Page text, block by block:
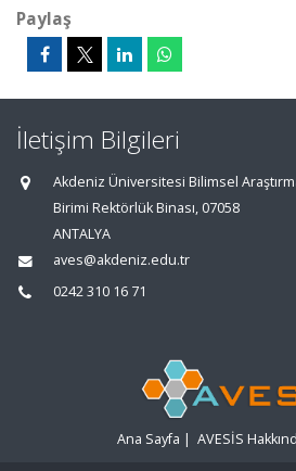
Paylaş
İletişim Bilgileri
Akdeniz Üniversitesi Bilimsel
Birimi Rektörlük Binası, 07058
ANTALYA
aves@akdeniz.edu.tr
0242 310 16 71
Ana Sayfa | AVESİS